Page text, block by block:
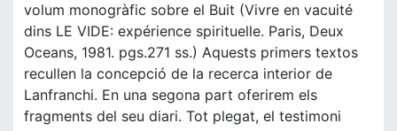
volum monogràfic sobre el Buit (Vivre en vacuité
dins LE VIDE: expérience spirituelle. Paris, Deux
Oceans, 1981. pgs.271 ss.) Aquests primers textos
recullen la concepció de la recerca interior de
Lanfranchi. En una segona part oferirem els
fragments del seu diari. Tot plegat, el testimoni